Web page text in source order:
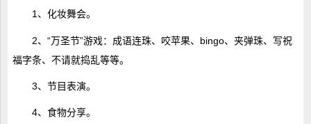
1、化妆舞会。
2、“万圣节”游戏：成语连珠、咬苹果、bingo、夹弹珠、写祝
福字条、不请就捣乱等等。
3、节目表演。
4、食物分享。